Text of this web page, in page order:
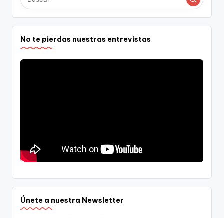
No te pierdas nuestras entrevistas
Únete a nuestra Newsletter